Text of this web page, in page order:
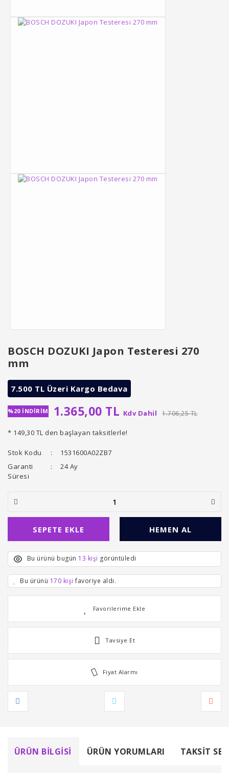
BOSCH DOZUKI Japon Testeresi 270
mm
7.500 TL Üzeri Kargo Bedava
%20 İNDİRİM 1.365,00 TL Kdv Dahil 1.706,25 TL
* 149,30 TL den başlayan taksitlerle!
Stok Kodu
1531600A02ZB7
Garanti
Süresi
24 Ay
SEPETE EKLE HEMEN AL
Bu ürünü bugün 13 kişi görüntüledi
Bu ürünü 170 kişi favoriye aldı.
Tavsiye Et
Fiyat Alarmı
ÜRÜN BILGISI ÜRÜN YORUMLARI TAKSIT